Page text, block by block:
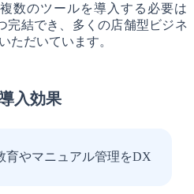
数のツールを導入する必要は
完結でき、多くの店舗型ビジネ
ただいています。
入効果
育やマニュアル管理をDX